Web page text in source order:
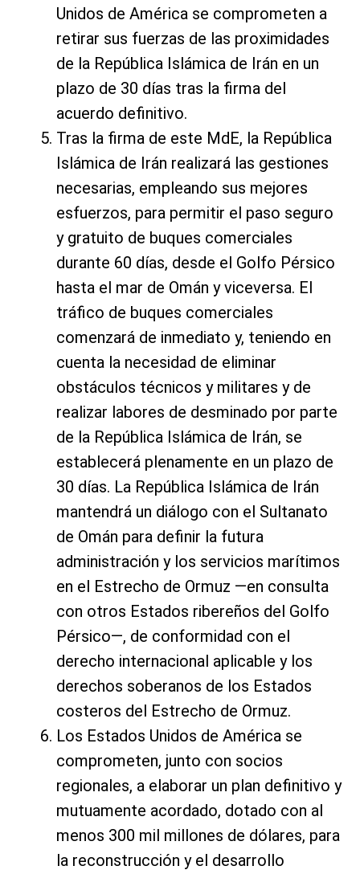
Unidos de América se comprometen a
retirar sus fuerzas de las proximidades
de la República Islámica de Irán en un
plazo de 30 días tras la firma del
acuerdo definitivo.
Tras la firma de este MdE, la República
Islámica de Irán realizará las gestiones
necesarias, empleando sus mejores
esfuerzos, para permitir el paso seguro
y gratuito de buques comerciales
durante 60 días, desde el Golfo Pérsico
hasta el mar de Omán y viceversa. El
tráfico de buques comerciales
comenzará de inmediato y, teniendo en
cuenta la necesidad de eliminar
obstáculos técnicos y militares y de
realizar labores de desminado por parte
de la República Islámica de Irán, se
establecerá plenamente en un plazo de
30 días. La República Islámica de Irán
mantendrá un diálogo con el Sultanato
de Omán para definir la futura
administración y los servicios marítimos
en el Estrecho de Ormuz —en consulta
con otros Estados ribereños del Golfo
Pérsico—, de conformidad con el
derecho internacional aplicable y los
derechos soberanos de los Estados
costeros del Estrecho de Ormuz.
Los Estados Unidos de América se
comprometen, junto con socios
regionales, a elaborar un plan definitivo y
mutuamente acordado, dotado con al
menos 300 mil millones de dólares, para
la reconstrucción y el desarrollo